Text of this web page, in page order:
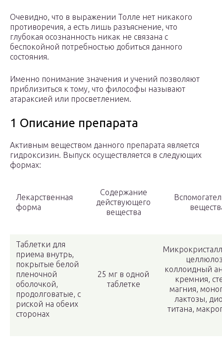
Очевидно, что в выражении Толле нет никакого
противоречия, а есть лишь разъяснение, что
глубокая осознанность никак не связана с
беспокойной потребностью добиться данного
состояния.
Именно понимание значения и учений позволяют
приблизиться к тому, что философы называют
атараксией или просветлением.
1 Описание препарата
Активным веществом данного препарата является
гидроксизин. Выпуск осуществляется в следующих
формах:
Лекарственная
форма
Содержание
действующего
вещества
Таблетки для
приема внутрь,
покрытые белой
пленочной
оболочкой,
продолговатые, с
риской на обеих
сторонах
25 мг в одной
таблетке
коллоидный
кремния,
магния,
лактозы,
титана,